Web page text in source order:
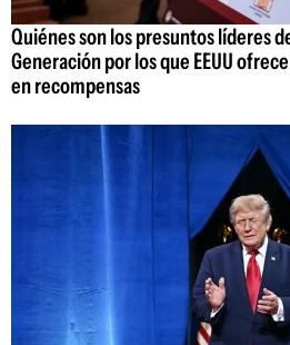
Quiénes son los presuntos líderes
Generación por los que EEUU
en recompensas